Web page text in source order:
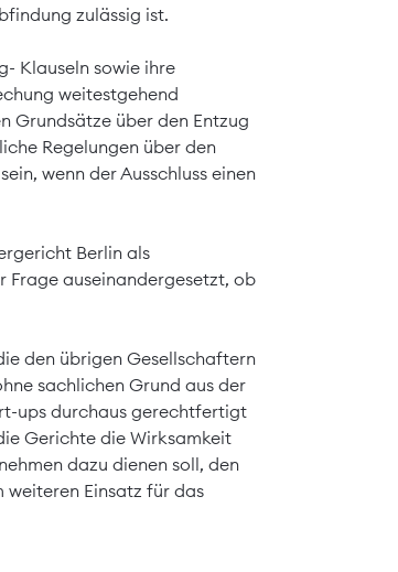
zulässig ist.
Klauseln sowie ihre
weitestgehend
Grundsätze über den Entzug
Regelungen über den
wenn der Ausschluss einen
Berlin als
Frage auseinandergesetzt, ob
den übrigen Gesellschaftern
sachlichen Grund aus der
ups durchaus gerechtfertigt
Gerichte die Wirksamkeit
dazu dienen soll, den
weiteren Einsatz für das